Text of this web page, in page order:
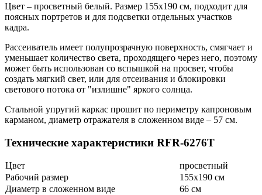
Цвет – просветный белый. Размер 155х190 см, подходит для
поясных портретов и для подсветки отдельных участков
кадра.
Рассеиватель имеет полупрозрачную поверхность, смягчает и
уменьшает количество света, проходящего через него, поэтому
может быть использован со вспышкой на просвет, чтобы
создать мягкий свет, или для отсеивания и блокировки
светового потока от "излишне" яркого солнца.
Стальной упругий каркас прошит по периметру капроновым
карманом, диаметр отражателя в сложенном виде – 57 см.
Технические характеристики RFR-6276T
Цвет
просветный
Рабочий размер
155х190 см
Диаметр в сложенном виде
66 см